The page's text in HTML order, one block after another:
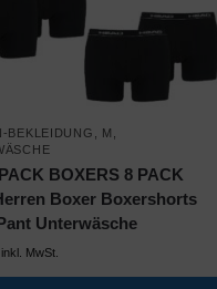
BEKLEIDUNG M
BOXERS 8 PACK
Boxer Boxershorts
Unterwäsche
inkl. MwSt.